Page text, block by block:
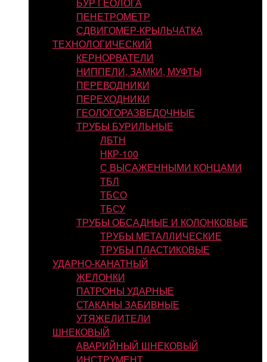
ПЕНЕТРОМЕТР
СДВИГОМЕР-КРЫЛЬЧАТКА
ТЕХНОЛОГИЧЕСКИЙ
КЕРНОРВАТЕЛИ
НИППЕЛИ, ЗАМКИ, МУФТЫ
ПЕРЕВОДНИКИ
ПЕРЕХОДНИКИ
ГЕОЛОГОРАЗВЕДОЧНЫЕ
ТРУБЫ БУРИЛЬНЫЕ
ЛБТН
НКР-100
С ВЫСАЖЕННЫМИ КОНЦАМИ
ТБЛ
ТБСО
ТБСУ
ТРУБЫ ОБСАДНЫЕ И КОЛОНКОВЫЕ
ТРУБЫ МЕТАЛЛИЧЕСКИЕ
ТРУБЫ ПЛАСТИКОВЫЕ
УДАРНО-КАНАТНЫЙ
ЖЕЛОНКИ
ПАТРОНЫ УДАРНЫЕ
СТАКАНЫ ЗАБИВНЫЕ
УТЯЖЕЛИТЕЛИ
ШНЕКОВЫЙ
АВАРИЙНЫЙ ШНЕКОВЫЙ